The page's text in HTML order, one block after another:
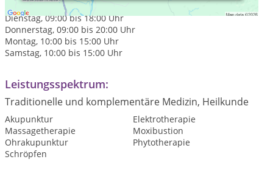
Montag, 09:00 bis 20:00 Uhr
Dienstag, 09:00 bis 18:00 Uhr
Donnerstag, 09:00 bis 20:00 Uhr
Montag, 10:00 bis 15:00 Uhr
Samstag, 10:00 bis 15:00 Uhr
Leistungsspektrum:
Traditionelle und komplementäre Medizin, Heilkunde
Akupunktur
Elektrotherapie
Massagetherapie
Moxibustion
Ohrakupunktur
Phytotherapie
Schröpfen